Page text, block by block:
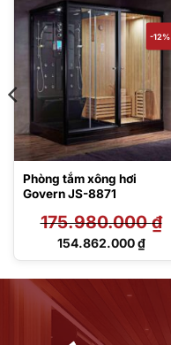
-12%
Phòng tắm xông hơi
Govern JS-8871
175.980.000₫
Giá
154.862.000₫
Giá